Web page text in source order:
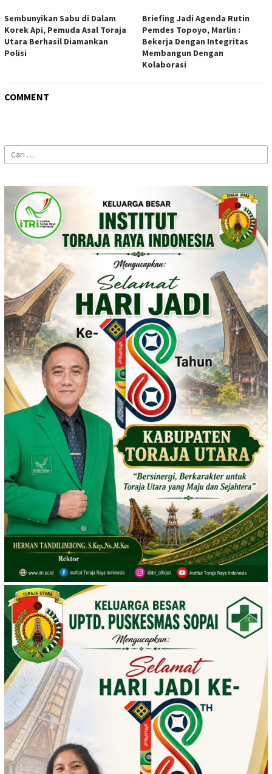
Sembunyikan Sabu di Dalam
Korek Api, Pemuda Asal Toraja
Utara Berhasil Diamankan
Polisi
Briefing Jadi Agenda Rutin
Pemdes Topoyo, Marlin :
Bekerja Dengan Integritas
Membangun Dengan
Kolaborasi
COMMENT
Cari
untuk: